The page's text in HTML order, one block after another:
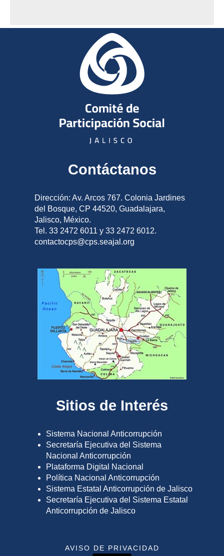
Contáctanos
Dirección: Av. Arcos 767. Colonia Jardines
del Bosque, CP 44520, Guadalajara,
Jalisco, México.
Tel. 33 2472 6011 y 33 2472 6012.
contactocps@cps.seajal.org
Sitios de Interés
Sistema Nacional Anticorrupción
Secretaría Ejecutiva del Sistema
Nacional Anticorrupción
Plataforma Digital Nacional
Política Nacional Anticorrupción
Sistema Estatal Anticorrupción de Jalisco
Secretaría Ejecutiva del Sistema Estatal
Anticorrupción de Jalisco
AVISO DE PRIVACIDAD